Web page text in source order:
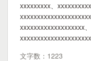
xxxxxxxxx、
xxxxxxxxxxxxxxxxxxx
文字数：1223